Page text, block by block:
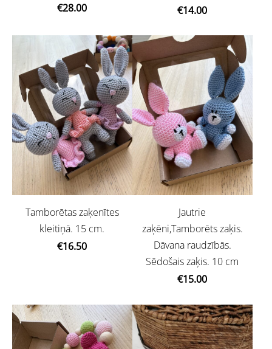
€28.00
€14.00
Tamborētas zaķenītes
kleitiņā. 15 cm.
€16.50
Jautrie
zaķēni,Tamborēts zaķis.
Dāvana raudzībās.
Sēdošais zaķis. 10 cm
€15.00